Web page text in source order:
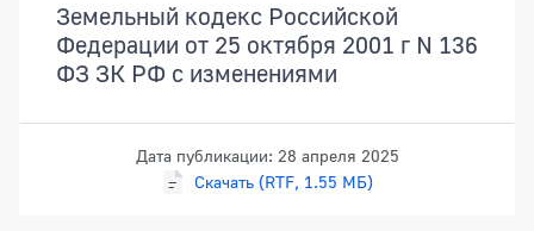
Земельный кодекс Российской
Федерации от 25 октября 2001 г N 136
ФЗ ЗК РФ с изменениями
Дата публикации: 28 апреля 2025
Скачать (RTF, 1.55 МБ)